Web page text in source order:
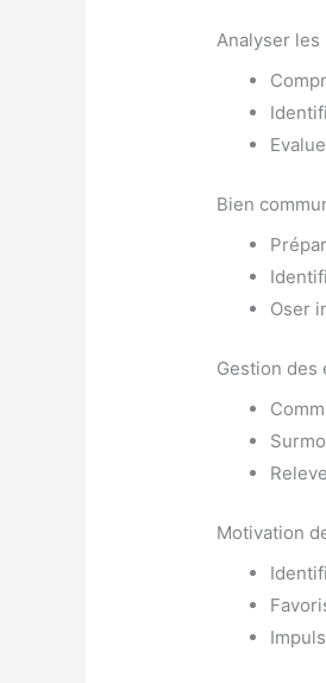
Analyser
Bien
Oser
Gestion des
Motivation